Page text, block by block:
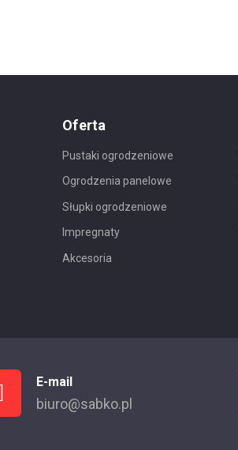
Oferta
Pustaki ogrodzeniowe
Ogrodzenia panelowe
Słupki ogrodzeniowe
Impregnaty
Akcesoria
E-mail
biuro@sabko.pl